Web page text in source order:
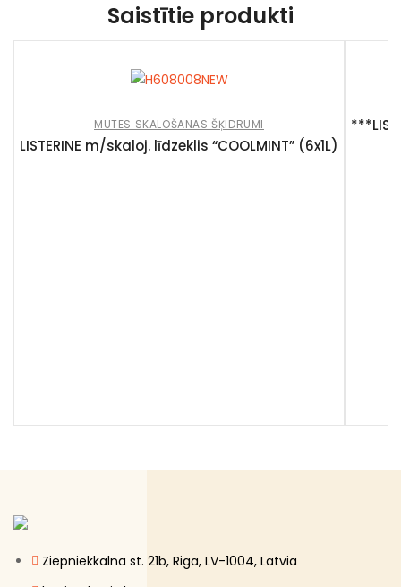
Saistītie produkti
MUTES SKALOŠANAS ŠĶIDRUMI
LISTERINE m/skaloj. līdzeklis “COOLMINT” (6x1L)
Ziepniekkalna st. 21b, Riga, LV-1004, Latvia